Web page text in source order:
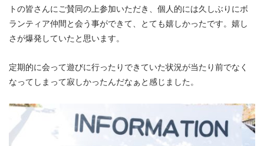
トの皆さんにご賛同の上参加いただき、個人的には久しぶりにボ
ランティア仲間と会う事ができて、とても嬉しかったです。嬉し
さが爆発していたと思います。
定期的に会って遊びに行ったりできていた状況が当たり前でなく
なってしまって寂しかったんだなぁと感じました。